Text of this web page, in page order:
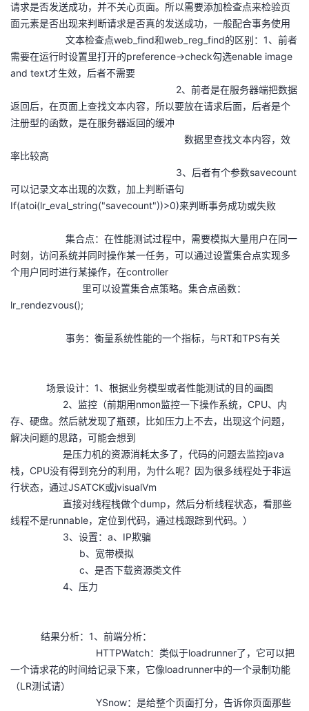
请求是否发送成功，并不关心页面。所以需要添加检查点来检验页
面元素是否出现来判断请求是否真的发送成功，一般配合事务使用
文本检查点web_find和web_reg_find的区别：1、前者
需要在运行时设置里打开的preference->check勾选enable image
and text才生效，后者不需要
2、前者是在服务器端把数据
返回后，在页面上查找文本内容，所以要放在请求后面，后者是个
注册型的函数，是在服务器返回的缓冲
数据里查找文本内容，效
率比较高
3、后者有个参数savecount
可以记录文本出现的次数，加上判断语句
If(atoi(lr_eval_string("savecount"))>0)来判断事务成功或失败
集合点：在性能测试过程中，需要模拟大量用户在同一
时刻，访问系统并同时操作某一任务，可以通过设置集合点实现多
个用户同时进行某操作，在controller
里可以设置集合点策略。集合点函数：
lr_rendezvous();
事务：衡量系统性能的一个指标，与RT和TPS有关
场景设计：1、根据业务模型或者性能测试的目的画图
2、监控（前期用nmon监控一下操作系统，CPU、内
存、硬盘。然后就发现了瓶颈，比如压力上不去，出现这个问题，
解决问题的思路，可能会想到
是压力机的资源消耗太多了，代码的问题去监控java
栈，CPU没有得到充分的利用，为什么呢？因为很多线程处于非运
行状态，通过JSATCK或jvisualVm
直接对线程栈做个dump，然后分析线程状态，看那些
线程不是runnable，定位到代码，通过栈跟踪到代码。）
3、设置：a、IP欺骗
b、宽带模拟
c、是否下载资源类文件
4、压力
结果分析：1、前端分析：
HTTPWatch：类似于loadrunner了，它可以把
一个请求花的时间给记录下来，它像loadrunner中的一个录制功能
（LR测试请）
YSnow：是给整个页面打分，告诉你页面那些